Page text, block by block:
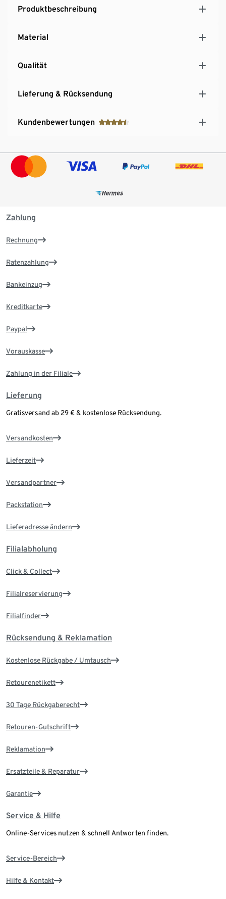
Produktbeschreibung
Material
Qualität
Lieferung & Rücksendung
Kundenbewertungen
Zahlung
Rechnung
Ratenzahlung
Bankeinzug
Kreditkarte
Paypal
Vorauskasse
Zahlung in der Filiale
Lieferung
Gratisversand ab 29 € & kostenlose Rücksendung.
Versandkosten
Lieferzeit
Versandpartner
Packstation
Lieferadresse ändern
Filialabholung
Click & Collect
Filialreservierung
Filialfinder
Rücksendung & Reklamation
Kostenlose Rückgabe / Umtausch
Retourenetikett
30 Tage Rückgaberecht
Retouren-Gutschrift
Reklamation
Ersatzteile & Reparatur
Garantie
Service & Hilfe
Online-Services nutzen & schnell Antworten finden.
Service-Bereich
Hilfe & Kontakt